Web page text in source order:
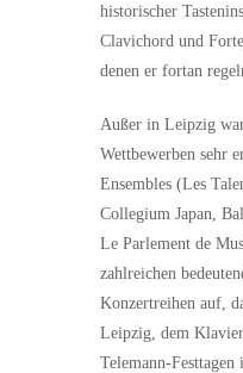
historischer
Clavichord und
denen er fortan
Außer in Leipzig
Wettbewerben sehr
Ensembles (Les
Collegium Japan,
Le Parlement de
zahlreichen
Konzertreihen auf,
Leipzig, dem
Telemann-